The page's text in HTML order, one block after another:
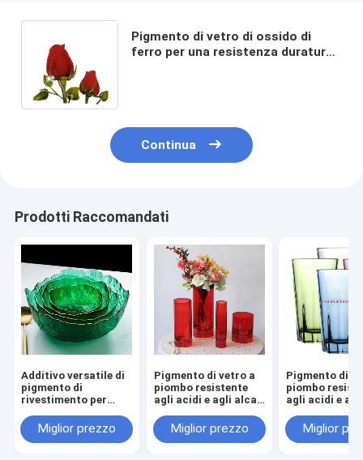
Pigmento di vetro di ossido di
ferro per una resistenza duratura
Continua
Prodotti Raccomandati
Additivo versatile di
pigmento di
rivestimento per
65997-18-4 / 68187-
49-5
Miglior prezzo
Pigmento di vetro a
piombo resistente
agli acidi e agli alcali
Pigmento inorganico
Miglior prezzo
Pigmento di
piombo
agli acidi e
Miglior